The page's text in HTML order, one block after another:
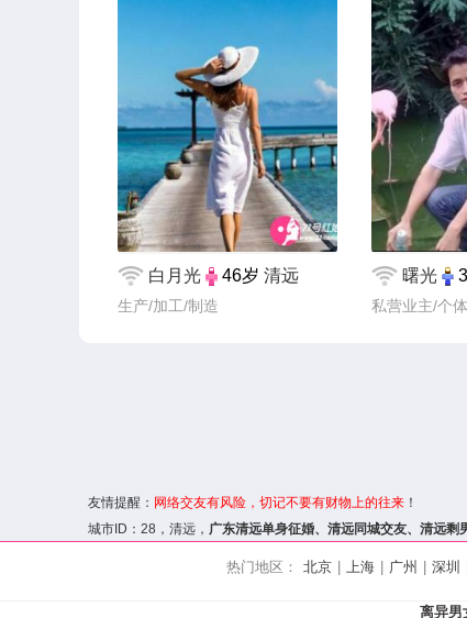
白月光 46岁 清远
生产/加工/制造
曙光
私营业主/个
友情提醒： 网络交友有风险，切记不要有财物上的往来 ！
城市ID： 28 ，清远， 广东清远单身征婚、 清远同城交友、清远剩
热门地区： 北京 上海 广州 深圳
离异男